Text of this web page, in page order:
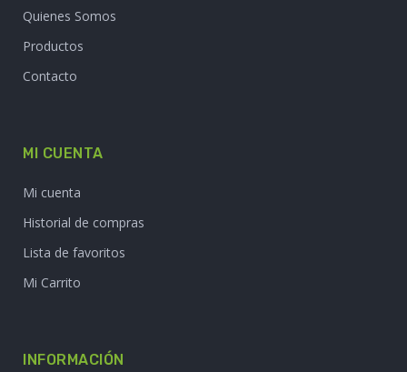
Quienes Somos
Productos
Contacto
MI CUENTA
Mi cuenta
Historial de compras
Lista de favoritos
Mi Carrito
INFORMACIÓN